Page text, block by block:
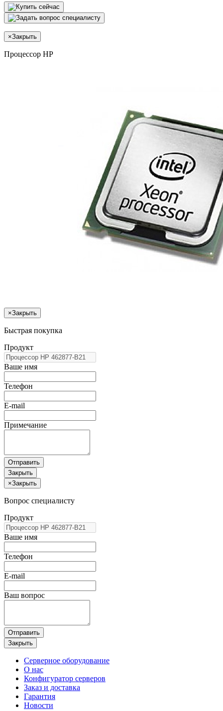
×Закрыть
Процессор HP
×Закрыть
Быстрая покупка
Продукт
Ваше имя
Телефон
E-mail
Примечание
Отправить
Закрыть
×Закрыть
Вопрос специалисту
Продукт
Ваше имя
Телефон
E-mail
Ваш вопрос
Отправить
Закрыть
Серверное оборудование
О нас
Конфигуратор серверов
Заказ и доставка
Гарантия
Новости